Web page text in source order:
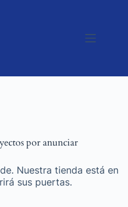
por anunciar
Nuestra tienda está en
sus puertas.